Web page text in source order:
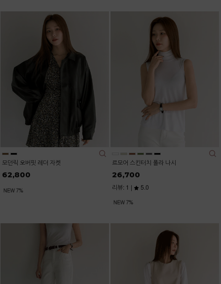
모던릭 오버핏 레더 자켓
62,800
르모어 스킨터치 폴라 나시
26,700
리뷰: 1 | 5.0